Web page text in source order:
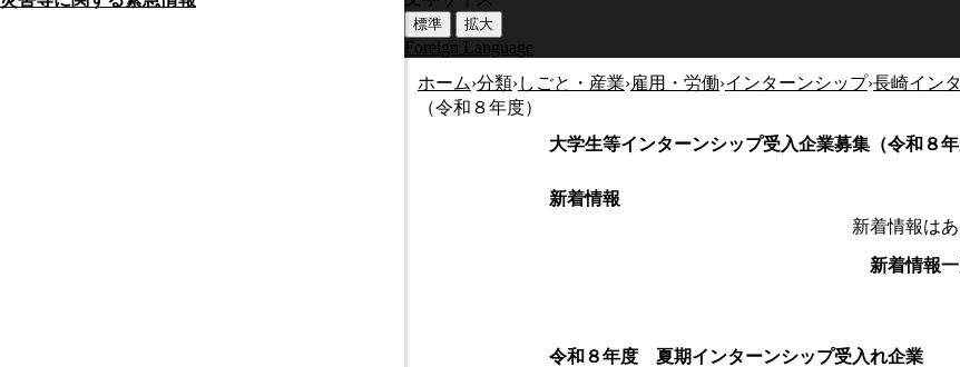
標準 拡大
Foreign Language
ホーム›分類›しごと・産業›雇用・労働›インターンシップ›長崎イン
（令和８年度）
大学生等インターンシップ受入企業募集（令和８年
新着情報
新着情報はあ
新着情報
令和８年度 夏期インターンシップ受入れ企業